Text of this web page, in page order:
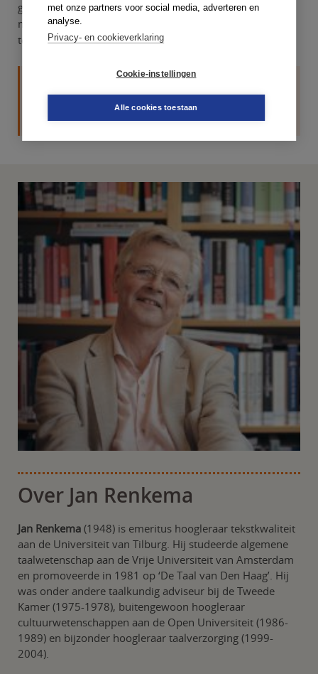
met onze partners voor social media, adverteren en
analyse.
Privacy- en cookieverklaring
Cookie-instellingen
Alle cookies toestaan
gêne
maîtresse
tête-à-tête
Lees de toelichting in Schrijfwijzer
paragraaf 8.8, regels 1 tot en met 3
Over Jan Renkema
Jan Renkema (1948) is emeritus hoogleraar tekstkwaliteit
aan de Universiteit van Tilburg. Hij studeerde algemene
taalwetenschap aan de Vrije Universiteit van Amsterdam
en promoveerde in 1981 op ‘De Taal van Den Haag’. Hij
was onder andere taalkundig adviseur bij de Tweede
Kamer (1975-1978), buitengewoon hoogleraar
cultuurwetenschappen aan de Open Universiteit (1986-
1989) en bijzonder hoogleraar taalverzorging (1999-
2004).